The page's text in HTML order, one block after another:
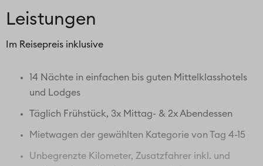
Leistungen
Im Reisepreis inklusive
14 Nächte in einfachen bis guten Mittelklasshotels
und Lodges
Täglich Frühstück, 3x Mittag- & 2x Abendessen
Mietwagen der gewählten Kategorie von Tag 4-15
Unbegrenzte Kilometer, Zusatzfahrer inkl. und